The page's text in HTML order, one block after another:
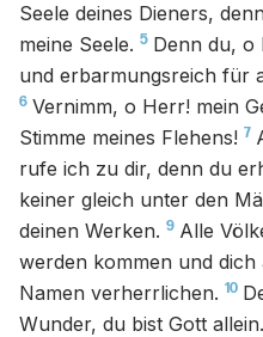
Seele deines Dieners,
meine Seele. 5 Denn du, o
und erbarmungsreich für
6 Vernimm, o Herr! mein
Stimme meines Flehens! 7
rufe ich zu dir, denn du
keiner gleich unter den
deinen Werken. 9 Alle
werden kommen und
Namen verherrlichen. 10
Wunder, du bist Gott allein.